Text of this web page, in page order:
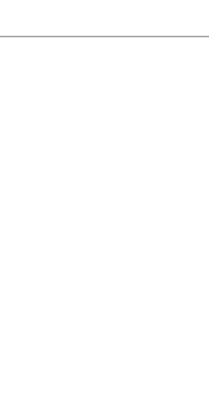
，你都能很快找到一
能看全了。
）的部分都会成为评